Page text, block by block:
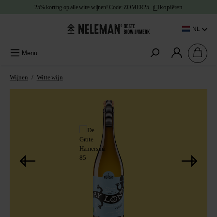
25% korting op alle witte wijnen!Code: ZOMER25 kopiëren
NL
Menu
Wijnen / Witte wijn